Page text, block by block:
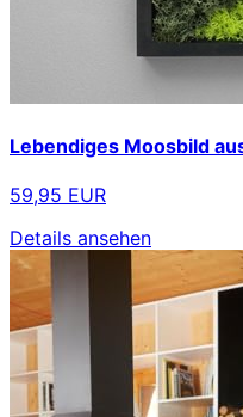
Lebendiges Moosbild
59,95 EUR
Details ansehen